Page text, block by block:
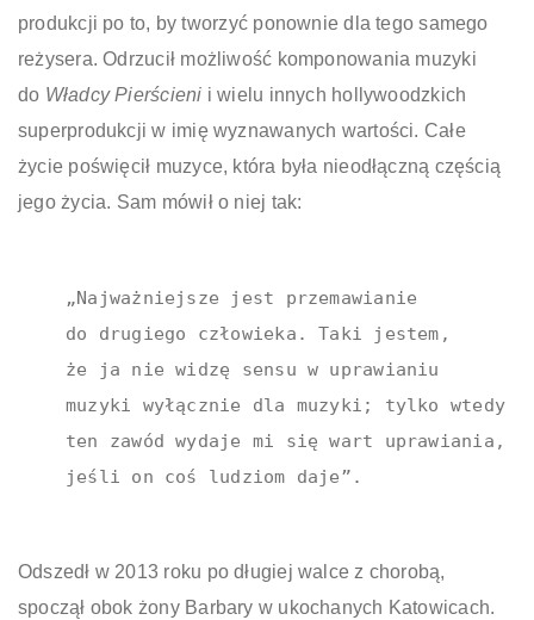
produkcji po to, by tworzyć ponownie dla tego samego
reżysera. Odrzucił możliwość komponowania muzyki
do Władcy Pierścieni i wielu innych hollywoodzkich
superprodukcji w imię wyznawanych wartości. Całe
życie poświęcił muzyce, która była nieodłączną częścią
jego życia. Sam mówił o niej tak:
„Najważniejsze jest przemawianie
do drugiego człowieka. Taki jestem,
że ja nie widzę sensu w uprawianiu
muzyki wyłącznie dla muzyki; tylko wtedy
ten zawód wydaje mi się wart uprawiania,
jeśli on coś ludziom daje”.
Odszedł w 2013 roku po długiej walce z chorobą,
spoczął obok żony Barbary w ukochanych Katowicach.